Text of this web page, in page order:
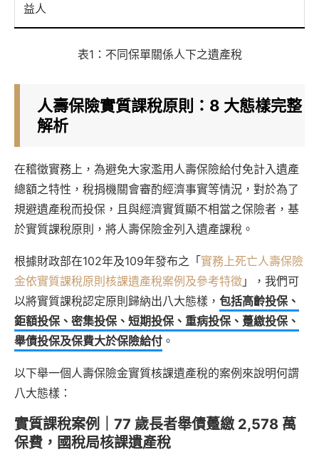
益人
表1：不同保單關係人下之遺產稅
人壽保險實質課稅原則：8 大態樣完整
解析
在稽徵實務上，為避免大家濫用人壽保險給付免計入遺產
總額之特性，稅捐機關會審酌經濟事實等情況，對於為了
規避遺產稅而投保，且與經濟實質顯不相當之保險者，基
於實質課稅原則，將人壽保險金列入遺產課稅。
根據財政部在102年及109年發布之「實務上死亡人壽保險
金依實質課稅原則核課遺產稅案例及參考特徵 」，我們可
以將實質課稅認定原則歸納出八大態樣， 包括高齡投保、
鉅額投保、密集投保、短期投保、重病投保、躉繳投保、
舉債投保及保費大於保險給付 。
以下舉一個人壽保險金實質核課遺產稅的案例來說明何謂
八大態樣：
實質課稅案例｜77 歲長者舉債躉繳 2,578 萬
保費，國稅局核課遺產稅